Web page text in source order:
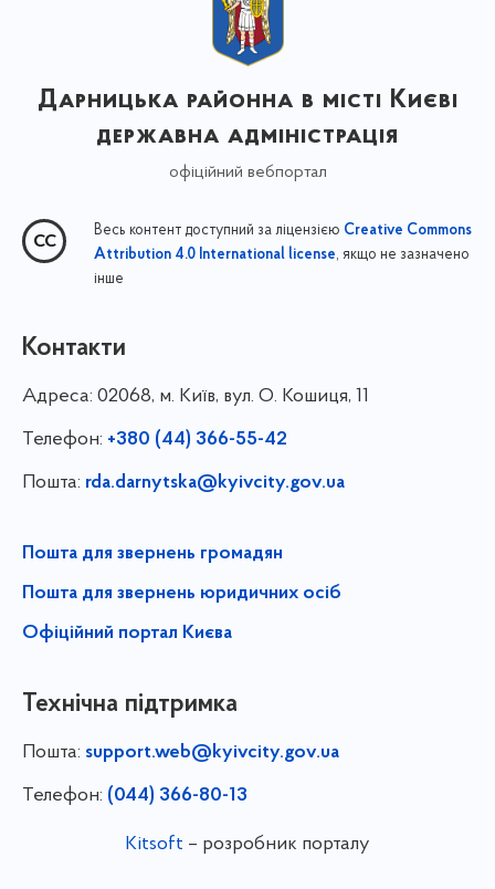
Дарницька районна в місті Києві
державна адміністрація
офіційний вебпортал
Весь контент доступний за ліцензією Creative Commons
Attribution 4.0 International license, якщо не зазначено
інше
Контакти
Адреса: 02068, м. Київ, вул. О. Кошиця, 11
Телефон: +380 (44) 366-55-42
Пошта: rda.darnytska@kyivcity.gov.ua
Пошта для звернень громадян
Пошта для звернень юридичних осіб
Офіційний портал Києва
Технічна підтримка
Пошта: support.web@kyivcity.gov.ua
Телефон: (044) 366-80-13
Kitsoft – розробник порталу